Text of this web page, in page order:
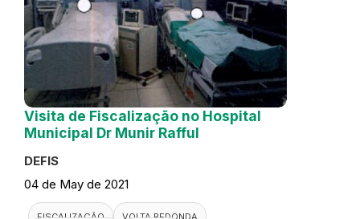
Visita de Fiscalização no Hospital
Municipal Dr Munir Rafful
DEFIS
04 de May de 2021
FISCALIZAÇÃO VOLTA REDONDA